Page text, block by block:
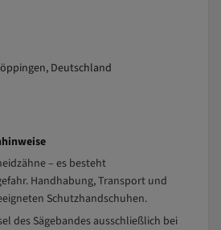
Deutschland
– es besteht
Handhabung, Transport und
Schutzhandschuhen.
des Sägebandes ausschließlich bei